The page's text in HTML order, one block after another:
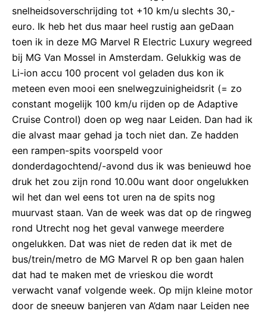
snelheidsoverschrijding tot +10 km/u slechts 30,-
euro. Ik heb het dus maar heel rustig aan geDaan
toen ik in deze MG Marvel R Electric Luxury wegreed
bij MG Van Mossel in Amsterdam. Gelukkig was de
Li-ion accu 100 procent vol geladen dus kon ik
meteen even mooi een snelwegzuinigheidsrit (= zo
constant mogelijk 100 km/u rijden op de Adaptive
Cruise Control) doen op weg naar Leiden. Dan had ik
die alvast maar gehad ja toch niet dan. Ze hadden
een rampen-spits voorspeld voor
donderdagochtend/-avond dus ik was benieuwd hoe
druk het zou zijn rond 10.00u want door ongelukken
wil het dan wel eens tot uren na de spits nog
muurvast staan. Van de week was dat op de ringweg
rond Utrecht nog het geval vanwege meerdere
ongelukken. Dat was niet de reden dat ik met de
bus/trein/metro de MG Marvel R op ben gaan halen
dat had te maken met de vrieskou die wordt
verwacht vanaf volgende week. Op mijn kleine motor
door de sneeuw banjeren van A’dam naar Leiden nee